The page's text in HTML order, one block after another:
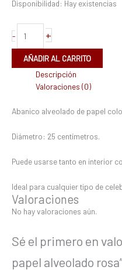
Disponibilidad: Hay existencias
- +
AÑADIR AL CARRITO
Descripción
Valoraciones (0)
Abanico alveolado de papel
Diámetro: 25 centímetros.
Puede usarse tanto en interior
Ideal para cualquier tipo de
Valoraciones
No hay valoraciones aún.
Sé el primero en
papel alveolado